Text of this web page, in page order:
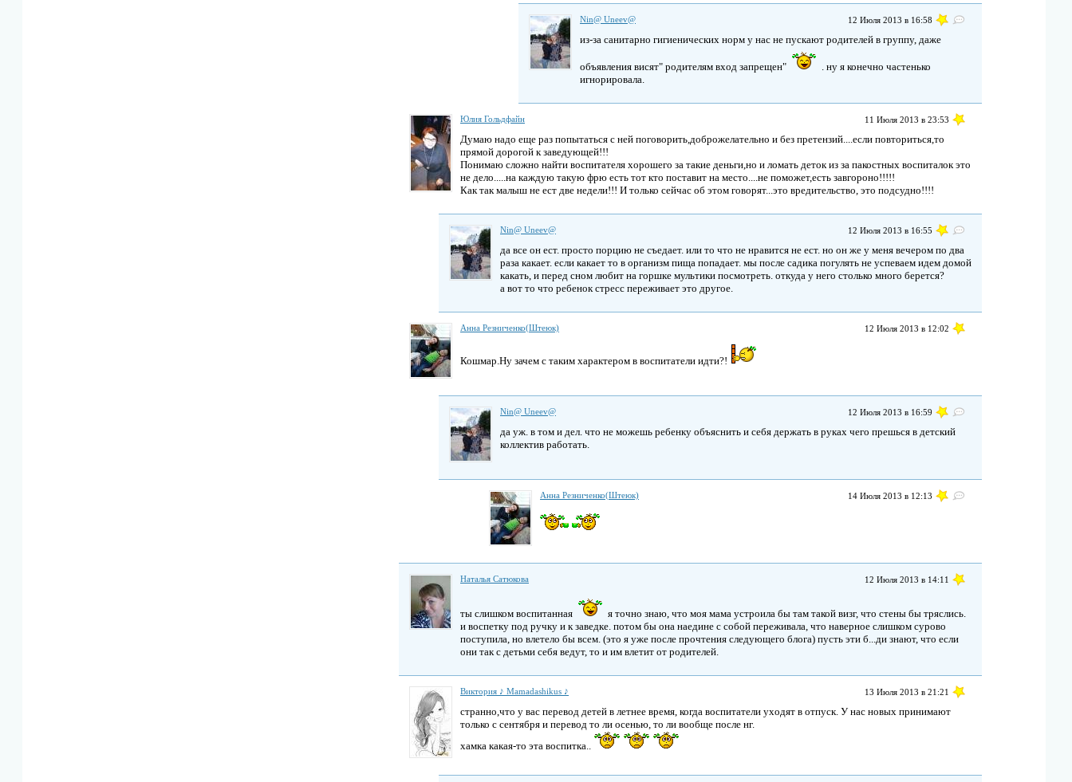
Nin@ Uneev@ 12 Июля 2013 в 16:58
из-за санитарно гигиенических норм у нас не пускают родителей в группу, даже
объявления висят" родителям вход запрещен"
. ну я конечно частенько
игнорировала.
Юлия Гольдфайн 11 Июля 2013 в 23:53
Думаю надо еще раз попытаться с ней поговорить,доброжелательно и без претензий....если повториться,то
прямой дорогой к заведующей!!!
Понимаю сложно найти воспитателя хорошего за такие деньги,но и ломать деток из за пакостных воспиталок это
не дело.....на каждую такую фрю есть тот кто поставит на место....не поможет,есть завгороно!!!!!
Как так малыш не ест две недели!!! И только сейчас об этом говорят...это вредительство, это подсудно!!!!
Nin@ Uneev@ 12 Июля 2013 в 16:55
да все он ест. просто порцию не съедает. или то что не нравится не ест. но он же у меня вечером по два
раза какает. если какает то в организм пища попадает. мы после садика погулять не успеваем идем домой
какать, и перед сном любит на горшке мультики посмотреть. откуда у него столько много берется?
а вот то что ребенок стресс переживает это другое.
Анна Резниченко(Штеюк) 12 Июля 2013 в 12:02
Кошмар.Ну зачем с таким характером в воспитатели идти?!
Nin@ Uneev@ 12 Июля 2013 в 16:59
да уж. в том и дел. что не можешь ребенку объяснить и себя держать в руках чего прешься в детский
коллектив работать.
Анна Резниченко(Штеюк) 14 Июля 2013 в 12:13
Наталья Сатюкова 12 Июля 2013 в 14:11
ты слишком воспитанная
я точно знаю, что моя мама устроила бы там такой визг, что стены бы тряслись.
и воспетку под ручку и к заведке. потом бы она наедине с собой переживала, что наверное слишком сурово
поступила, но влетело бы всем. (это я уже после прочтения следующего блога) пусть эти б...ди знают, что если
они так с детьми себя ведут, то и им влетит от родителей.
Виктория ♪ Mamadashikus ♪ 13 Июля 2013 в 21:21
странно,что у вас перевод детей в летнее время, когда воспитатели уходят в отпуск. У нас новых принимают
только с сентября и перевод то ли осенью, то ли вообще после нг.
хамка какая-то эта воспитка..